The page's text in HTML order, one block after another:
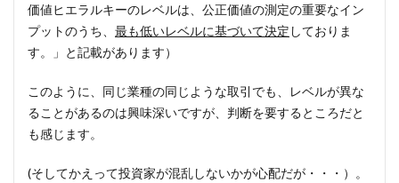
価値ヒエラルキーのレベルは、公正価値の測定の重要なイン
プットのうち、 最も低いレベルに基づいて決定 しておりま
す。」と記載があります）
このように、同じ業種の同じような取引でも、レベルが異な
ることがあるのは興味深いですが、判断を要するところだと
も感じます。
(そしてかえって投資家が混乱しないかが心配だが・・・）。